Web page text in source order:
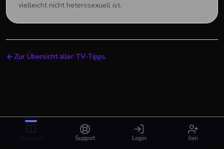
vielleicht nicht heterosexuell ist.
Zur Übersicht aller TV-Tipps
Support Login Join